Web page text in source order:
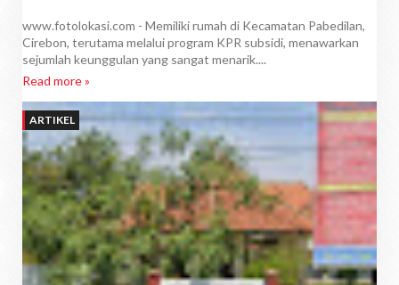
www.fotolokasi.com - Memiliki rumah di Kecamatan Pabedilan,
Cirebon, terutama melalui program KPR subsidi, menawarkan
sejumlah keunggulan yang sangat menarik....
Read more »
ARTIKEL